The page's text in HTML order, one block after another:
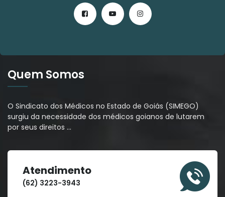
Quem Somos
O Sindicato dos Médicos no Estado de Goiás (SIMEGO)
surgiu da necessidade dos médicos goianos de lutarem
por seus direitos …
Atendimento
(62) 3223-3943